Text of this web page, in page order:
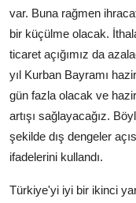
var. Buna rağmen
bir küçülme olacak.
ticaret açığımız da
yıl Kurban Bayramı
gün fazla olacak ve
artışı sağlayacağız.
şekilde dış dengeler
ifadelerini kullandı.
Türkiye'yi iyi bir ikinci